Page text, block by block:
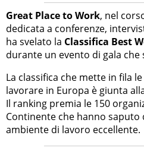
Great Place to Work, nel
dedicata a conferenze,
ha svelato la Classifica Best
durante un evento di gala che
La classifica che mette in fila le
lavorare in Europa è giunta
Il ranking premia le 150
Continente che hanno saputo
ambiente di lavoro eccellente.